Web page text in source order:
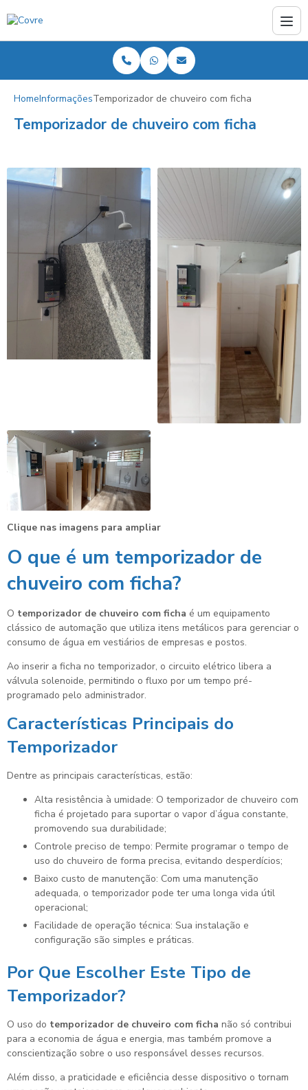
HomeInformaçõesTemporizador de chuveiro com ficha
Temporizador de chuveiro com ficha
Clique nas imagens para ampliar
O que é um temporizador de
chuveiro com ficha?
O temporizador de chuveiro com ficha é um equipamento
clássico de automação que utiliza itens metálicos para gerenciar o
consumo de água em vestiários de empresas e postos.
Ao inserir a ficha no temporizador, o circuito elétrico libera a
válvula solenoide, permitindo o fluxo por um tempo pré-
programado pelo administrador.
Características Principais do
Temporizador
Dentre as principais características, estão:
Alta resistência à umidade: O temporizador de chuveiro com
ficha é projetado para suportar o vapor d’água constante,
promovendo sua durabilidade;
Controle preciso de tempo: Permite programar o tempo de
uso do chuveiro de forma precisa, evitando desperdícios;
Baixo custo de manutenção: Com uma manutenção
adequada, o temporizador pode ter uma longa vida útil
operacional;
Facilidade de operação técnica: Sua instalação e
configuração são simples e práticas.
Por Que Escolher Este Tipo de
Temporizador?
O uso do temporizador de chuveiro com ficha não só contribui
para a economia de água e energia, mas também promove a
conscientização sobre o uso responsável desses recursos.
Além disso, a praticidade e eficiência desse dispositivo o tornam